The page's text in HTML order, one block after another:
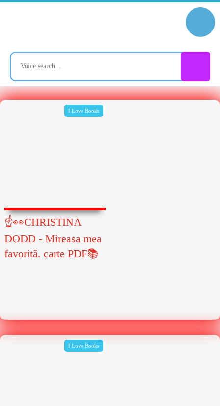
I Love Books
☝👀CHRISTINA
DODD - Mireasa mea
favorită. carte PDF📚
I Love Books